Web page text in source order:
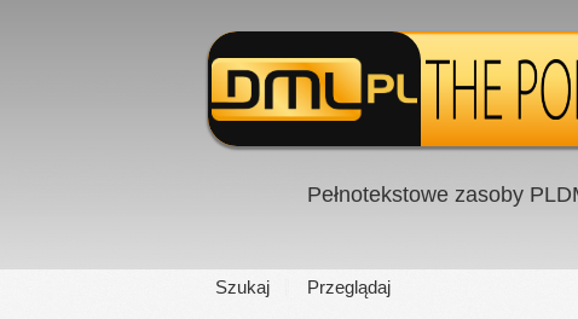
Pełnotekstowe zasoby
Szukaj Przeglądaj